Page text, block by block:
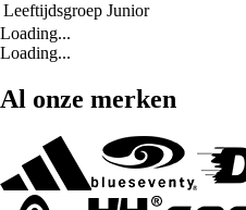
Leeftijdsgroep Junior
Loading...
Loading...
Al onze merken